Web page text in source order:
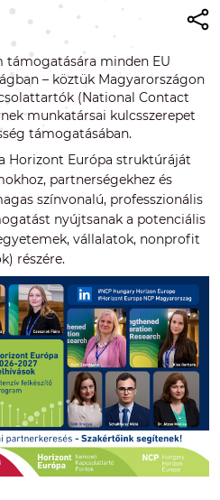
minden EU
– köztük Magyarországon
(National Contact
munkatársai kulcsszerepet
támogatásában.
Horizont Európa struktúráját
partnerségekhez és
színvonalú, professzionális
nyújtsanak a potenciális
vállalatok, nonprofit
részére.